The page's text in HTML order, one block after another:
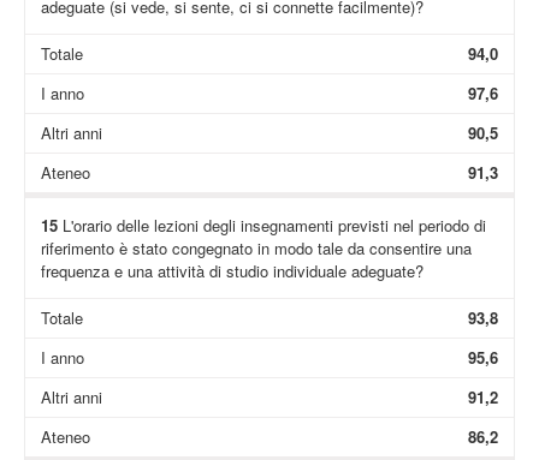
adeguate (si vede, si sente, ci si connette facilmente)?
Totale
94,0
I anno
97,6
Altri anni
90,5
Ateneo
91,3
15L'orario delle lezioni degli insegnamenti previsti nel periodo di
riferimento è stato congegnato in modo tale da consentire una
frequenza e una attività di studio individuale adeguate?
Totale
93,8
I anno
95,6
Altri anni
91,2
Ateneo
86,2